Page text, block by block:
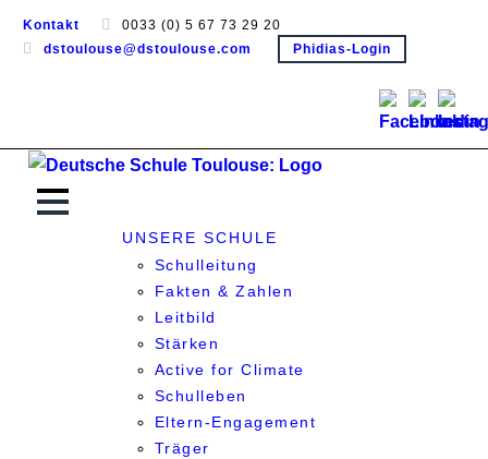
Kontakt
0033 (0) 5 67 73 29 20
dstoulouse@dstoulouse.com
Phidias-Login
UNSERE SCHULE
Schulleitung
Fakten & Zahlen
Leitbild
Stärken
Active for Climate
Schulleben
Eltern-Engagement
Träger